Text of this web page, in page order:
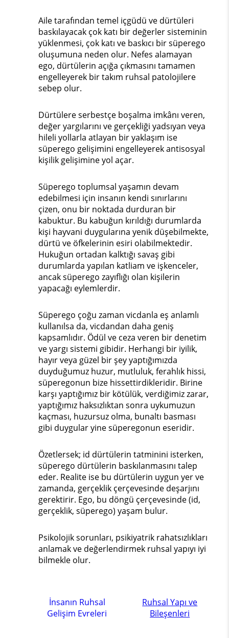
Aile tarafından temel içgüdü ve dürtüleri
baskılayacak çok katı bir değerler sisteminin
yüklenmesi, çok katı ve baskıcı bir süperego
oluşumuna neden olur. Nefes alamayan
ego, dürtülerin açığa çıkmasını tamamen
engelleyerek bir takım ruhsal patolojilere
sebep olur.
Dürtülere serbestçe boşalma imkânı veren,
değer yargılarını ve gerçekliği yadsıyan veya
hileli yollarla atlayan bir yaklaşım ise
süperego gelişimini engelleyerek antisosyal
kişilik gelişimine yol açar.
Süperego toplumsal yaşamın devam
edebilmesi için insanın kendi sınırlarını
çizen, onu bir noktada durduran bir
kabuktur. Bu kabuğun kırıldığı durumlarda
kişi hayvani duygularına yenik düşebilmekte,
dürtü ve öfkelerinin esiri olabilmektedir.
Hukuğun ortadan kalktığı savaş gibi
durumlarda yapılan katliam ve işkenceler,
ancak süperego zayıflığı olan kişilerin
yapacağı eylemlerdir.
Süperego çoğu zaman vicdanla eş anlamlı
kullanılsa da, vicdandan daha geniş
kapsamlıdır. Ödül ve ceza veren bir denetim
ve yargı sistemi gibidir. Herhangi bir iyilik,
hayır veya güzel bir şey yaptığımızda
duyduğumuz huzur, mutluluk, ferahlık hissi,
süperegonun bize hissettirdikleridir. Birine
karşı yaptığımız bir kötülük, verdiğimiz zarar,
yaptığımız haksızlıktan sonra uykumuzun
kaçması, huzursuz olma, bunaltı basması
gibi duygular yine süperegonun eseridir.
Özetlersek; id dürtülerin tatminini isterken,
süperego dürtülerin baskılanmasını talep
eder. Realite ise bu dürtülerin uygun yer ve
zamanda, gerçeklik çerçevesinde deşarjını
gerektirir. Ego, bu döngü çerçevesinde (id,
gerçeklik, süperego) yaşam bulur.
Psikolojik sorunları, psikiyatrik rahatsızlıkları
anlamak ve değerlendirmek ruhsal yapıyı iyi
bilmekle olur.
İnsanın Ruhsal
Gelişim Evreleri
Ruhsal Yapı ve
Bileşenleri